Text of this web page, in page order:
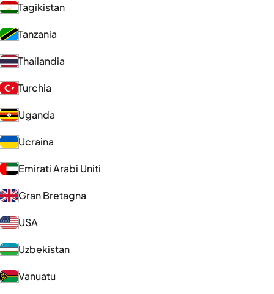
Tagikistan
Tanzania
Thailandia
Turchia
Uganda
Ucraina
Emirati Arabi Uniti
Gran Bretagna
USA
Uzbekistan
Vanuatu